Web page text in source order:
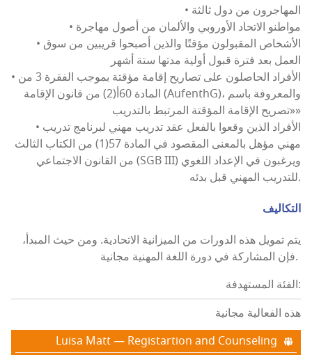
• المهاجرون من دول ثالثة
• مواطنو الاتحاد الأوروبي والألمان من أصول مهاجرة
• الأشخاص المقبولون مؤقتًا والذين أصبحوا قريبين من سوق
العمل بعد فترة قبول أولية مدتها ستة أشهر
• الأفراد الحاصلون على تصاريح إقامة مؤقتة بموجب الفقرة 3 من
المادة 60أ(2) من قانون الإقامة (AufenthG)، والمعروفة باسم
«تصريح الإقامة المؤقتة المرتبط بالتدريب»
• الأفراد الذين وقعوا بالفعل عقد تدريب مهني لبرنامج تدريب
مهني مؤهل بالمعنى المقصود في المادة 57(1) من الكتاب الثالث
من القانون الاجتماعي (SGB III) ويرغبون في الإعداد اللغوي
للتدريب المهني قبل بدئه.
التكاليف
يتم تمويل هذه الدورات من الميزانية الاتحادية. ومن حيث المبدأ،
فإن المشاركة في دورة اللغة المهنية مجانية.
الفئة المستهدفة:
هذه الفعالية مجانية
Luisa Matt — Registartion and Counseling